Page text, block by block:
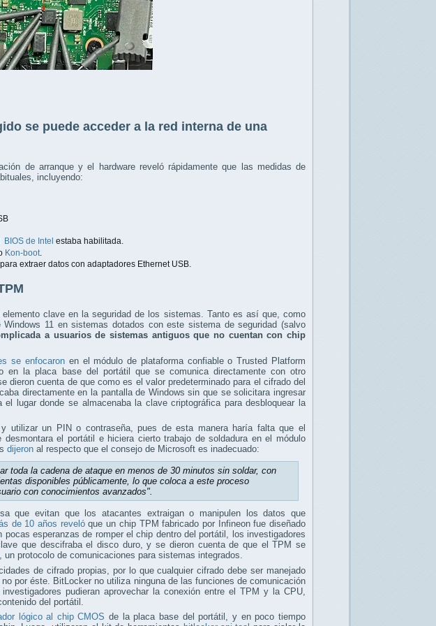
se puede acceder a la red interna de una
de arranque y el hardware reveló rápidamente que las medidas de
incluyendo:
BIOS de Intel estaba habilitada.
Kon-boot
para extraer datos con adaptadores Ethernet USB.
clave en la seguridad de los sistemas. Tanto es así que, como
11 en sistemas dotados con este sistema de seguridad (salvo
a usuarios de sistemas antiguos que no cuentan con chip
se enfocaron en el módulo de plataforma confiable o Trusted Platform
en la placa base del portátil que se comunica directamente con otro
dieron cuenta de que como es el valor predeterminado para el cifrado del
directamente en la pantalla de Windows sin que se solicitara ingresar
lugar donde se almacenaba la clave criptográfica para desbloquear la
utilizar un PIN o contraseña, pues de esta manera haría falta que el
el portátil e hiciera cierto trabajo de soldadura en el módulo
dijeron al respecto que el consejo de Microsoft es inadecuado:
toda la cadena de ataque en menos de 30 minutos sin soldar, con
disponibles públicamente, lo que coloca a este proceso
con conocimientos avanzados".
que evitan que los atacantes extraigan o manipulen los datos que
de 10 años revelóque un chip TPM fabricado por Infineon fue diseñado
esperanzas de romper el chip dentro del portátil, los investigadores
que descifraba el disco duro, y se dieron cuenta de que el TPM se
, un protocolo de comunicaciones para sistemas integrados.
de cifrado propias, por lo que cualquier cifrado debe ser manejado
por éste. BitLocker no utiliza ninguna de las funciones de comunicación
pudieran aprovechar la conexión entre el TPM y la CPU,
del portátil.
lógico al chip CMOS de la placa base del portátil, y en poco tiempo